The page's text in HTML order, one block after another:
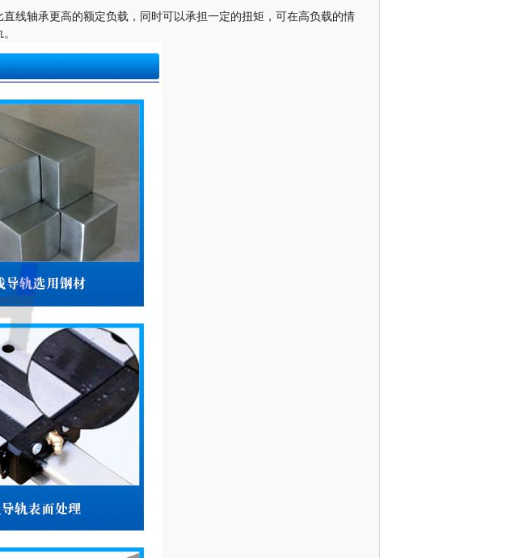
线轴承更高的额定负载，同时可以承担一定的扭矩，可在高负载的情